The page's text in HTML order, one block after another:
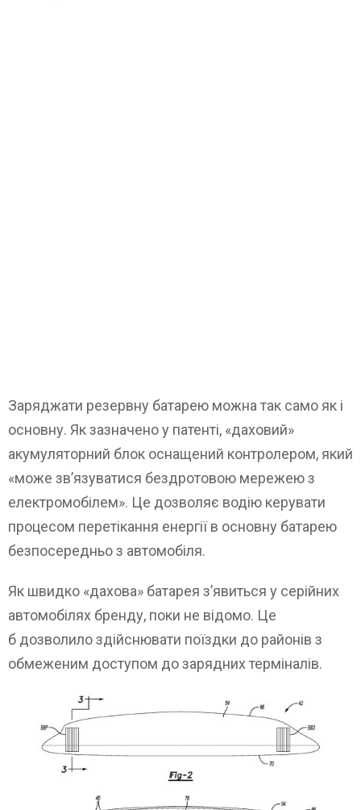
Заряджати резервну батарею можна так само як і
основну. Як зазначено у патенті, «даховий»
акумуляторний блок оснащений контролером, який
«може зв’язуватися бездротовою мережею з
електромобілем». Це дозволяє водію керувати
процесом перетікання енергії в основну батарею
безпосередньо з автомобіля.
Як швидко «дахова» батарея з’явиться у серійних
автомобілях бренду, поки не відомо. Це
б дозволило здійснювати поїздки до районів з
обмеженим доступом до зарядних терміналів.